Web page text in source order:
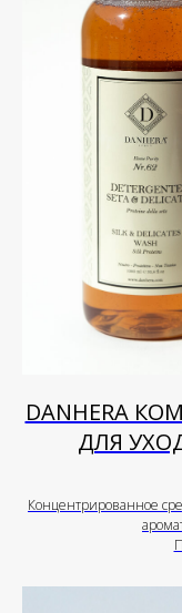
DANHERA
ДЛЯ
Концентрированное